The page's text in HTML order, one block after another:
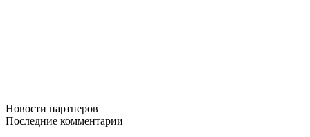
Новости партнеров
Последние комментарии